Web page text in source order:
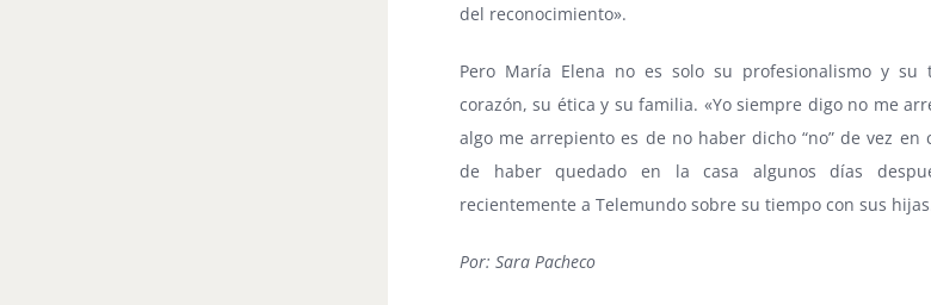
del reconocimiento».
Pero María Elena no es solo su profesionalismo y su
corazón, su ética y su familia. «Yo siempre digo no me
algo me arrepiento es de no haber dicho “no” de vez en
de haber quedado en la casa algunos días
recientemente a Telemundo sobre su tiempo con sus
Por: Sara Pacheco